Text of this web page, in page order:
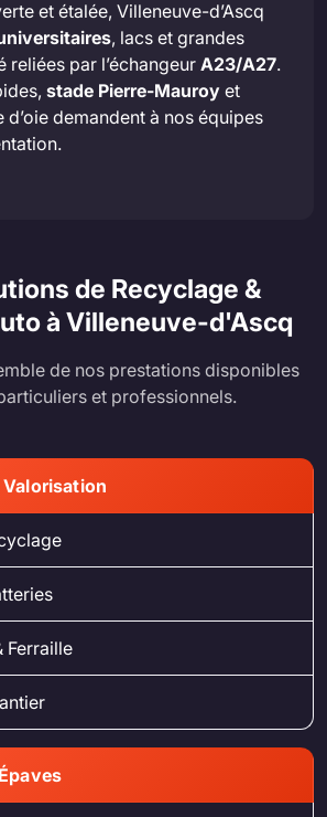
et étalée, Villeneuve-d’Ascq
, lacs et grandes
reliées par l’échangeur A23/A27.
stade Pierre-Mauroy et
demandent à nos équipes
de Recyclage &
à Villeneuve-d'Ascq
de nos prestations disponibles
et professionnels.
Valorisation
Ferraille